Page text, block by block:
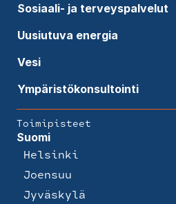
Sosiaali- ja terveyspalvelut
Uusiutuva energia
Vesi
Ympäristökonsultointi
Toimipisteet
Suomi
Helsinki
Joensuu
Jyväskylä